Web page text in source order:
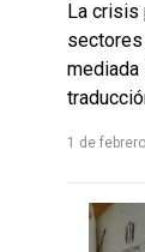
La crisis
sectores
mediada
1 de